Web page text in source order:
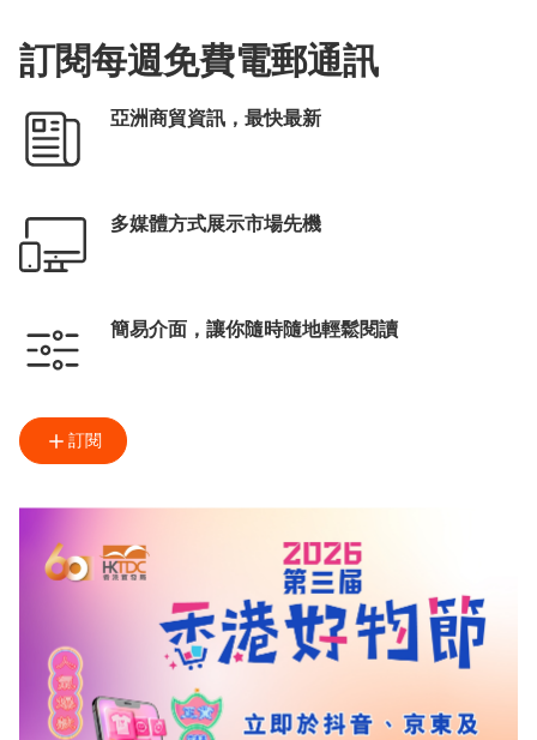
訂閱每週免費電郵通訊
亞洲商貿資訊，最快最新
多媒體方式展示市場先機
簡易介面，讓你隨時隨地輕鬆閱讀
訂閱